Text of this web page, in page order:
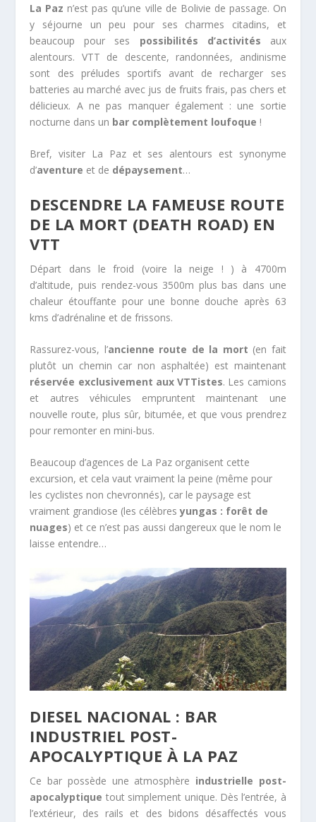
La Paz n’est pas qu’une ville de Bolivie de passage. On
y séjourne un peu pour ses charmes citadins, et
beaucoup pour ses possibilités d’activités aux
alentours. VTT de descente, randonnées, andinisme
sont des préludes sportifs avant de recharger ses
batteries au marché avec jus de fruits frais, pas chers et
délicieux. A ne pas manquer également : une sortie
nocturne dans un bar complètement loufoque !
Bref, visiter La Paz et ses alentours est synonyme
d’aventure et de dépaysement…
DESCENDRE LA FAMEUSE ROUTE
DE LA MORT (DEATH ROAD) EN
VTT
Départ dans le froid (voire la neige ! ) à 4700m
d’altitude, puis rendez-vous 3500m plus bas dans une
chaleur étouffante pour une bonne douche après 63
kms d’adrénaline et de frissons.
Rassurez-vous, l’ancienne route de la mort (en fait
plutôt un chemin car non asphaltée) est maintenant
réservée exclusivement aux VTTistes. Les camions
et autres véhicules empruntent maintenant une
nouvelle route, plus sûr, bitumée, et que vous prendrez
pour remonter en mini-bus.
Beaucoup d’agences de La Paz organisent cette
excursion, et cela vaut vraiment la peine (même pour
les cyclistes non chevronnés), car le paysage est
vraiment grandiose (les célèbresyungas : forêt de
nuages) et ce n’est pas aussi dangereux que le nom le
laisse entendre…
DIESEL NACIONAL : BAR
INDUSTRIEL POST-
APOCALYPTIQUE À LA PAZ
Ce bar possède une atmosphère industrielle post-
apocalyptique tout simplement unique. Dès l’entrée, à
l’extérieur, des rails et des bidons désaffectés vous